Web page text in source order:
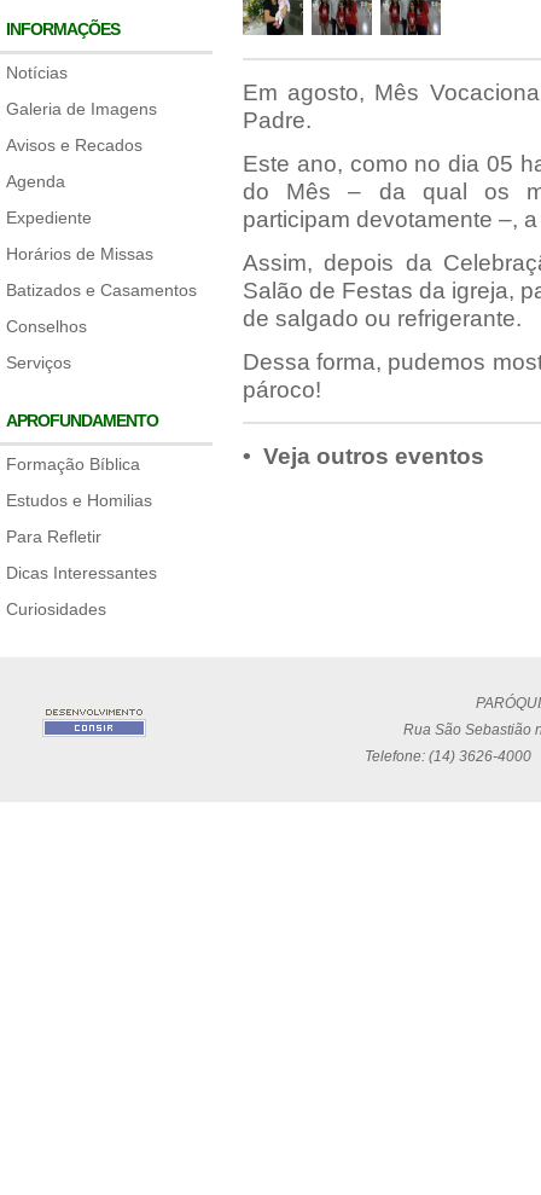
INFORMAÇÕES
Notícias
Galeria de Imagens
Avisos e Recados
Agenda
Expediente
Horários de Missas
Batizados e Casamentos
Conselhos
Serviços
APROFUNDAMENTO
Formação Bíblica
Estudos e Homilias
Para Refletir
Dicas Interessantes
Curiosidades
Em agosto, Mês
Padre.
Este ano, como no dia 05
do Mês – da qual os
participam devotamente –,
Assim, depois da
Salão de Festas da igreja,
de salgado ou refrigerante.
Dessa forma, pudemos
pároco!
• Veja outros eventos
Rua São Sebastião
Telefone: (14) 3626-